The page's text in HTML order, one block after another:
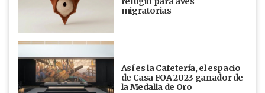
migratorias
Así es la Cafetería, el espacio
de Casa FOA 2023 ganador de
la Medalla de Oro